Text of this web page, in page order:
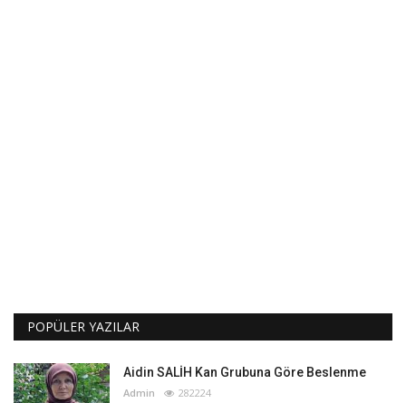
POPÜLER YAZILAR
Aidin SALİH Kan Grubuna Göre Beslenme
Admin 282224